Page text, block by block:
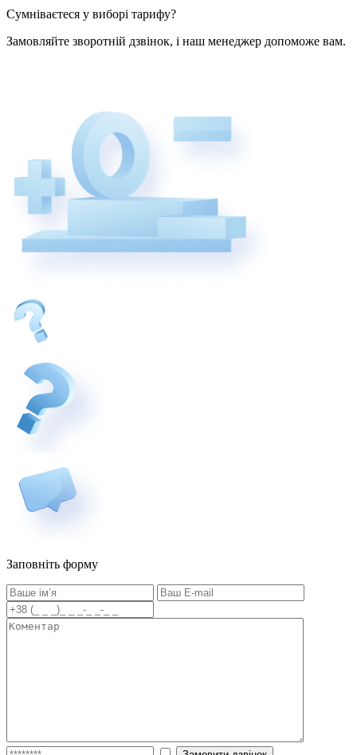
Сумніваєтеся у виборі тарифу?
Замовляйте зворотній дзвінок, і наш менеджер допоможе вам.
Заповніть форму